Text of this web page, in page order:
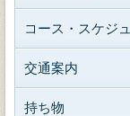
コース・スケジ
交通案内
持ち物